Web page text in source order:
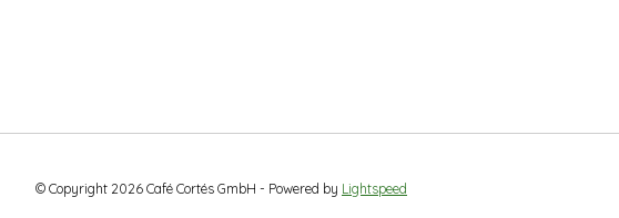
© Copyright 2026 Café Cortés GmbH - Powered by Lightspeed